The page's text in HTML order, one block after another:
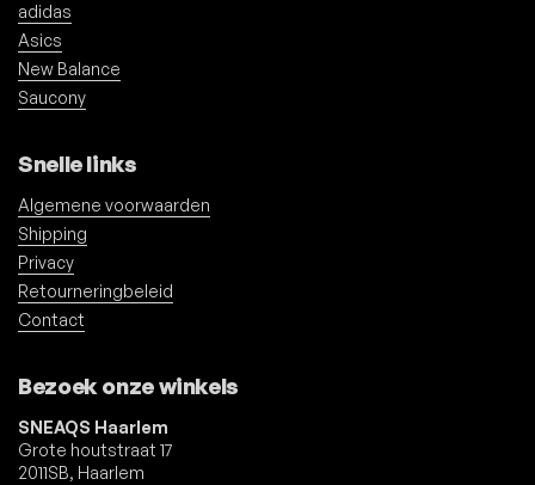
adidas
Asics
New Balance
Saucony
Snelle links
Algemene voorwaarden
Shipping
Privacy
Retourneringbeleid
Contact
Bezoek onze winkels
SNEAQS Haarlem
Grote houtstraat 17
2011SB, Haarlem